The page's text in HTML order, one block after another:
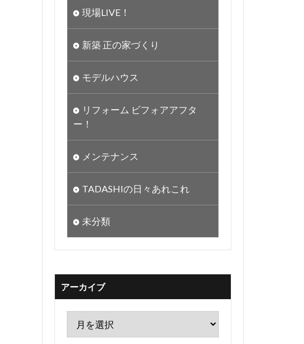
現場LIVE！
新築 正の家づくり
モデルハウス
リフォーム ビフォアアフタ
ー！
メンテナンス
TADASHIの日々あれこれ
未分類
アーカイブ